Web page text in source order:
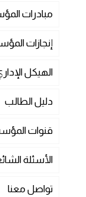
مبادرات
إنجازات
الهيكل
دليل الطالب
قنوات
الأسئلة
تواصل معنا